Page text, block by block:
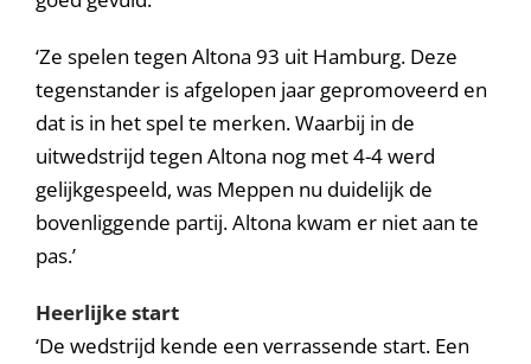
‘Ze spelen tegen Altona 93 uit Hamburg. Deze
tegenstander is afgelopen jaar gepromoveerd en
dat is in het spel te merken. Waarbij in de
uitwedstrijd tegen Altona nog met 4-4 werd
gelijkgespeeld, was Meppen nu duidelijk de
bovenliggende partij. Altona kwam er niet aan te
pas.’
Heerlijke start
‘De wedstrijd kende een verrassende start. Een